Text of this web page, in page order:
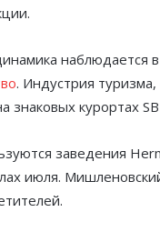
наблюдается в
. Индустрия
знаковых курортах
заведения
июля.